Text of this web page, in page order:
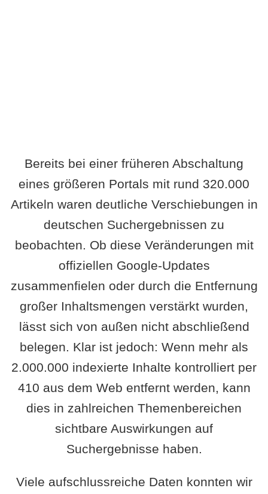
Bereits bei einer früheren Abschaltung
eines größeren Portals mit rund 320.000
Artikeln waren deutliche Verschiebungen in
deutschen Suchergebnissen zu
beobachten. Ob diese Veränderungen mit
offiziellen Google-Updates
zusammenfielen oder durch die Entfernung
großer Inhaltsmengen verstärkt wurden,
lässt sich von außen nicht abschließend
belegen. Klar ist jedoch: Wenn mehr als
2.000.000 indexierte Inhalte kontrolliert per
410 aus dem Web entfernt werden, kann
dies in zahlreichen Themenbereichen
sichtbare Auswirkungen auf
Suchergebnisse haben.
Viele aufschlussreiche Daten konnten wir